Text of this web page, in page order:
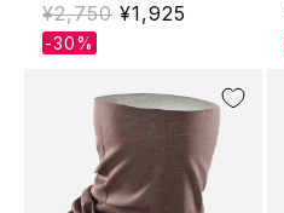
通
常
¥2,750 Translation
¥1,925
-30%